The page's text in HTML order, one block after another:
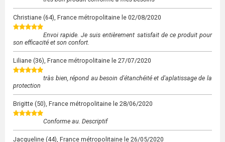
Christiane (64), France métropolitaine le 02/08/2020
Envoi rapide. Je suis entièrement satisfait de ce produit pour
son efficacité et son confort.
Liliane (36), France métropolitaine le 27/07/2020
tràs bien, répond au besoin d'étanchéité et d'aplatissage de la
protection
Brigitte (50), France métropolitaine le 28/06/2020
Conforme au. Descriptif
Jacqueline (44), France métropolitaine le 26/05/2020